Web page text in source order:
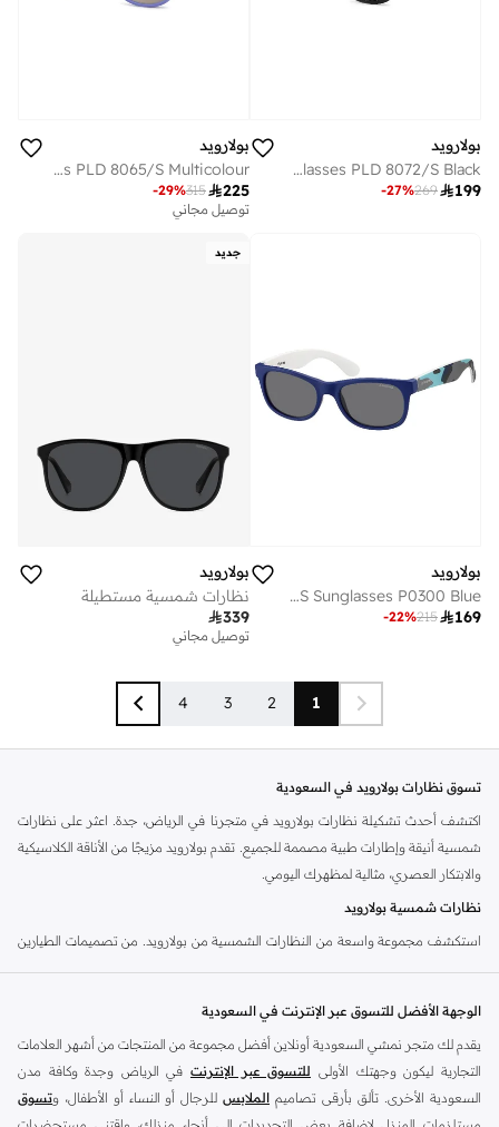
بولارويد
POLAROID KIDS Sunglasses PLD 8072/S Black
199
269
-27%
بولارويد
POLAROID KIDS Sunglasses PLD 8065/S Multicolour
225
315
-29%
توصيل مجاني
بولارويد
POLAROID KIDS Sunglasses P0300 Blue
169
215
-22%
جديد
بولارويد
نظارات شمسية مستطيلة
339
توصيل مجاني
1
2
3
4
تسوق نظارات بولارويد في السعودية
اكتشف أحدث تشكيلة نظارات بولارويد في متجرنا في الرياض، جدة. اعثر على نظارات
شمسية أنيقة وإطارات طبية مصممة للجميع. تقدم بولارويد مزيجًا من الأناقة الكلاسيكية
والابتكار العصري، مثالية لمظهرك اليومي.
نظارات شمسية بولارويد
استكشف مجموعة واسعة من النظارات الشمسية من بولارويد. من تصميمات الطيارين
وراحة بصرية.
إطارات طبية بولارويد
هل تحتاج إلى نظارات طبية؟ توفر إطارات بولارويد الطبية رؤية واضحة بتصاميم عصرية.
اختر من بين مجموعة متنوعة من الأشكال والألوان لتناسب أسلوبك الشخصي. إنها
الوجهة الأفضل للتسوق عبر الإنترنت في السعودية
يقدم لك متجر نمشي السعودية أونلاين أفضل مجموعة من المنتجات من أشهر العلامات
التجارية ليكون وجهتك الأولى للتسوق عبر الإنترنت في الرياض وجدة وكافة مدن
السعودية الأخرى. تألق بأرقى تصاميم الملابس للرجال أو النساء أو الأطفال، وتسوق